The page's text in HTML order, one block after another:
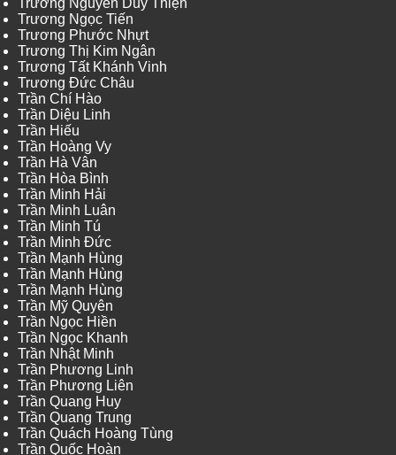
Trương Nguyễn Duy Thiện
Trương Ngọc Tiến
Trương Phước Nhựt
Trương Thị Kim Ngân
Trương Tất Khánh Vinh
Trương Đức Châu
Trần Chí Hào
Trần Diệu Linh
Trần Hiếu
Trần Hoàng Vy
Trần Hà Vân
Trần Hòa Bình
Trần Minh Hải
Trần Minh Luân
Trần Minh Tú
Trần Minh Đức
Trần Mạnh Hùng
Trần Mạnh Hùng
Trần Mạnh Hùng
Trần Mỹ Quyên
Trần Ngọc Hiền
Trần Ngọc Khanh
Trần Nhật Minh
Trần Phương Linh
Trần Phương Liên
Trần Quang Huy
Trần Quang Trung
Trần Quách Hoàng Tùng
Trần Quốc Hoàn